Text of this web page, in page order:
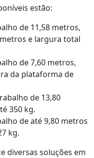
estão:
de 11,58 metros,
e largura total
de 7,60 metros,
da plataforma de
de 13,80
350 kg.
de até 9,80 metros
kg.
diversas soluções em